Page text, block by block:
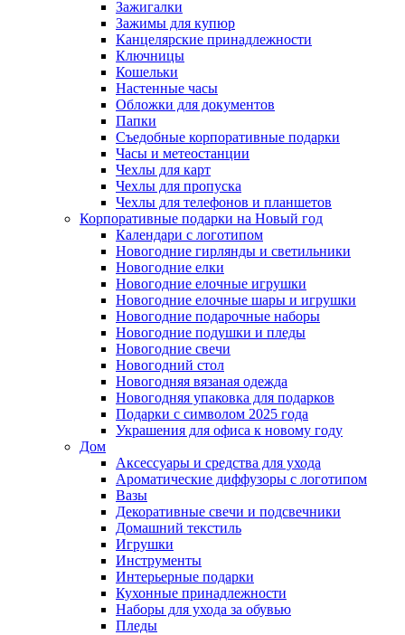
Зажигалки
Зажимы для купюр
Канцелярские принадлежности
Ключницы
Кошельки
Настенные часы
Обложки для документов
Папки
Съедобные корпоративные подарки
Часы и метеостанции
Чехлы для карт
Чехлы для пропуска
Чехлы для телефонов и планшетов
Корпоративные подарки на Новый год
Календари с логотипом
Новогодние гирлянды и светильники
Новогодние елки
Новогодние елочные игрушки
Новогодние елочные шары и игрушки
Новогодние подарочные наборы
Новогодние подушки и пледы
Новогодние свечи
Новогодний стол
Новогодняя вязаная одежда
Новогодняя упаковка для подарков
Подарки с символом 2025 года
Украшения для офиса к новому году
Дом
Аксессуары и средства для ухода
Ароматические диффузоры с логотипом
Вазы
Декоративные свечи и подсвечники
Домашний текстиль
Игрушки
Инструменты
Интерьерные подарки
Кухонные принадлежности
Наборы для ухода за обувью
Пледы